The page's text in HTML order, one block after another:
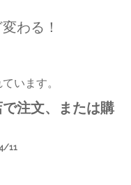
わる！
います。
注文、または購
11